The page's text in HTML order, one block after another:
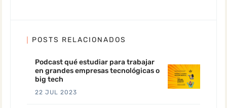
POSTS RELACIONADOS
Podcast qué estudiar para trabajar
en grandes empresas tecnológicas o
big tech
22 JUL 2023